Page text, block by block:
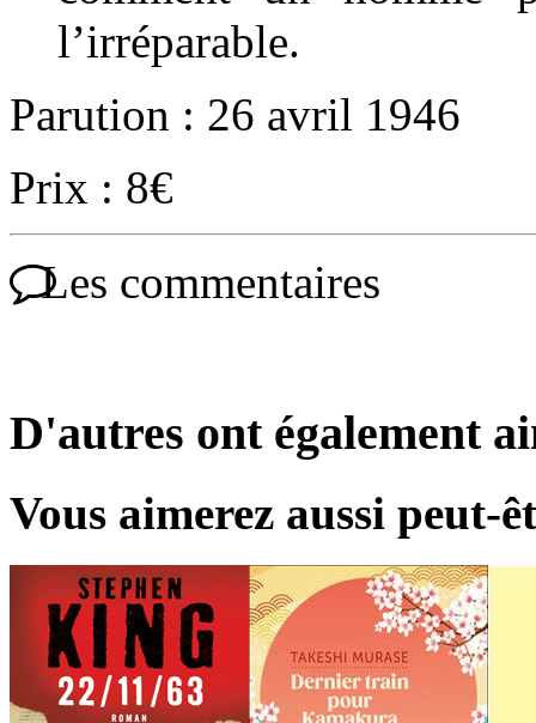
l’irréparable.
Parution : 26 avril 1946
Prix : 8€
Les commentaires
D'autres ont également
Vous aimerez aussi peut-